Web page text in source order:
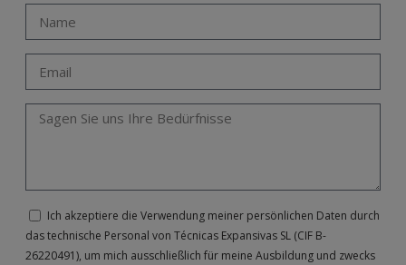
Ich akzeptiere die Verwendung meiner persönlichen Daten durch
das technische Personal von Técnicas Expansivas SL (CIF B-
26220491), um mich ausschließlich für meine Ausbildung und zwecks